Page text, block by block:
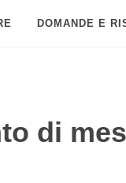
DOMANDE E
di